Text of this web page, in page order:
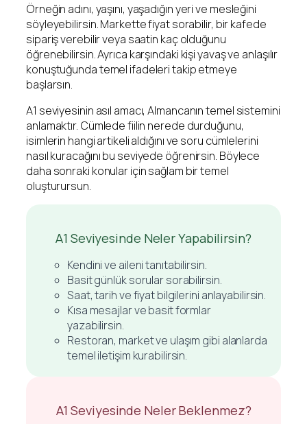
Örneğin adını, yaşını, yaşadığın yeri ve mesleğini
söyleyebilirsin. Markette fiyat sorabilir, bir kafede
sipariş verebilir veya saatin kaç olduğunu
öğrenebilirsin. Ayrıca karşındaki kişi yavaş ve anlaşılır
konuştuğunda temel ifadeleri takip etmeye
başlarsın.
A1 seviyesinin asıl amacı, Almancanın temel sistemini
anlamaktır. Cümlede fiilin nerede durduğunu,
isimlerin hangi artikeli aldığını ve soru cümlelerini
nasıl kuracağını bu seviyede öğrenirsin. Böylece
daha sonraki konular için sağlam bir temel
oluşturursun.
A1 Seviyesinde Neler Yapabilirsin?
Kendini ve aileni tanıtabilirsin.
Basit günlük sorular sorabilirsin.
Saat, tarih ve fiyat bilgilerini anlayabilirsin.
Kısa mesajlar ve basit formlar
yazabilirsin.
Restoran, market ve ulaşım gibi alanlarda
temel iletişim kurabilirsin.
A1 Seviyesinde Neler Beklenmez?